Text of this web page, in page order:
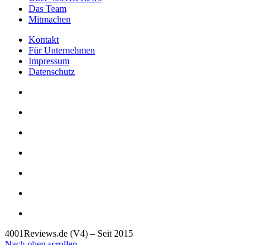
Das Team
Mitmachen
Kontakt
Für Unternehmen
Impressum
Datenschutz
4001Reviews.de (V4) – Seit 2015